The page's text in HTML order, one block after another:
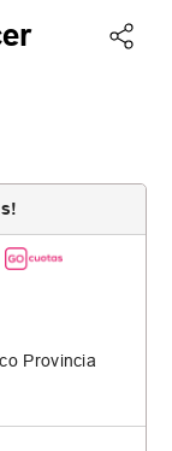
Provincia